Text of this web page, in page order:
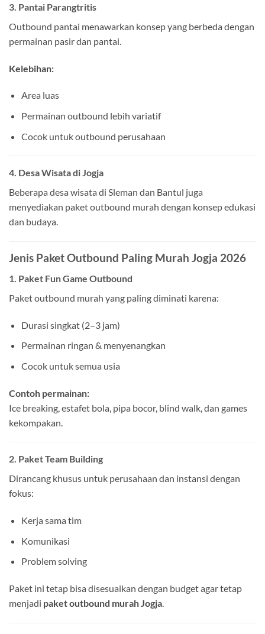
3. Pantai Parangtritis
Outbound pantai menawarkan konsep yang berbeda dengan
permainan pasir dan pantai.
Kelebihan:
Area luas
Permainan outbound lebih variatif
Cocok untuk outbound perusahaan
4. Desa Wisata di Jogja
Beberapa desa wisata di Sleman dan Bantul juga
menyediakan paket outbound murah dengan konsep edukasi
dan budaya.
Jenis Paket Outbound Paling Murah Jogja 2026
1. Paket Fun Game Outbound
Paket outbound murah yang paling diminati karena:
Durasi singkat (2–3 jam)
Permainan ringan & menyenangkan
Cocok untuk semua usia
Contoh permainan:
Ice breaking, estafet bola, pipa bocor, blind walk, dan games
kekompakan.
2. Paket Team Building
Dirancang khusus untuk perusahaan dan instansi dengan
fokus:
Kerja sama tim
Komunikasi
Problem solving
Paket ini tetap bisa disesuaikan dengan budget agar tetap
menjadi paket outbound murah Jogja.